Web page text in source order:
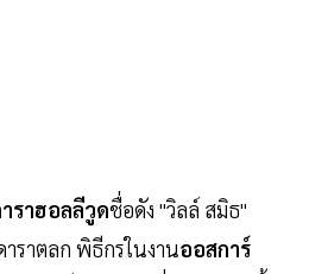
ราฮอลลีวูดชื่อดัง "วิลล์ สมิธ"
ราตลก พิธีกรในงานออสการ์